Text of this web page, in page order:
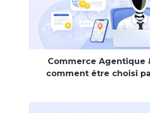
Commerce Agentique
comment être choisi